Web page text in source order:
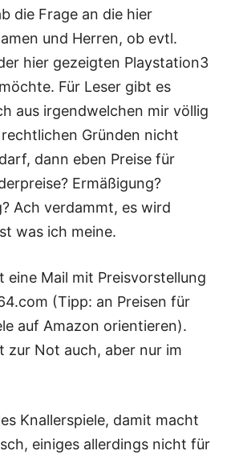
die Frage an die hier
und Herren, ob evtl.
hier gezeigten Playstation3
Für Leser gibt es
aus irgendwelchen mir völlig
Gründen nicht
dann eben Preise für
Ermäßigung?
Ach verdammt, es wird
was ich meine.
eine Mail mit Preisvorstellung
(Tipp: an Preisen für
auf Amazon orientieren).
zur Not auch, aber nur im
Knallerspiele, damit macht
einiges allerdings nicht für